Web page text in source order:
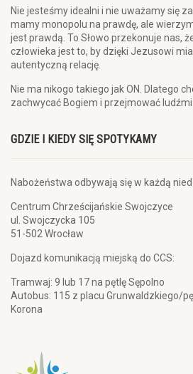
Nie jesteśmy idealni i nie uważamy się
mamy monopolu na prawdę, ale
jest prawdą. To Słowo przekonuje nas,
człowieka jest to, by dzięki Jezusowi
autentyczną relację.
Nie ma nikogo takiego jak ON. Dlatego
zachwycać Bogiem i przejmować ludźmi.
GDZIE I KIEDY SIĘ SPOTYKAMY
Nabożeństwa odbywają się w każdą
Centrum Chrześcijańskie Swojczyce
ul. Swojczycka 105
51-502 Wrocław
Dojazd komunikacją miejską do CCS:
Tramwaj: 9 lub 17 na pętlę Sępolno
Autobus: 115 z placu Grunwaldzkiego/
Korona